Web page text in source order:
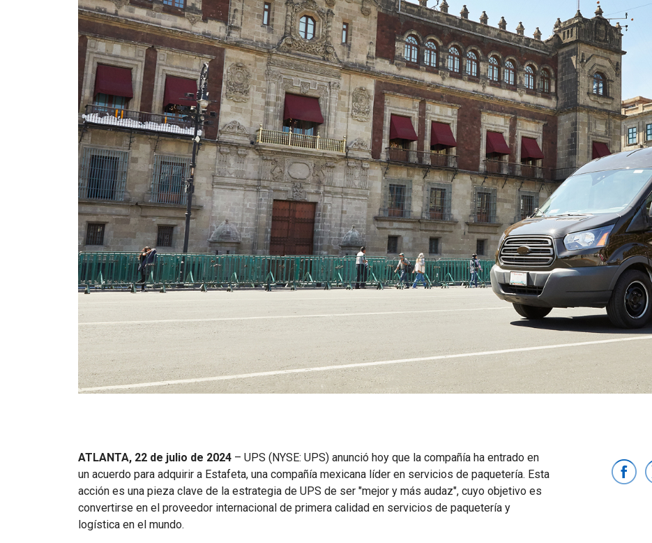
ATLANTA, 22 de julio de 2024 – UPS (NYSE: UPS) anunció hoy que la compañía ha entrado en
un acuerdo para adquirir a Estafeta, una compañía mexicana líder en servicios de paquetería. Esta
acción es una pieza clave de la estrategia de UPS de ser "mejor y más audaz", cuyo objetivo es
convertirse en el proveedor internacional de primera calidad en servicios de paquetería y
logística en el mundo.